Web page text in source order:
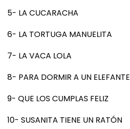
5- LA CUCARACHA
6- LA TORTUGA MANUELITA
7- LA VACA LOLA
8- PARA DORMIR A UN ELEFANTE
9- QUE LOS CUMPLAS FELIZ
10- SUSANITA TIENE UN RATÓN